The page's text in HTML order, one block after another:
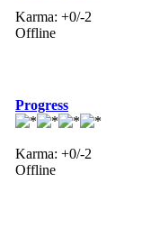
Karma: +0/-2
Offline
Progress
Karma: +0/-2
Offline